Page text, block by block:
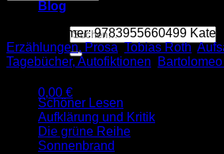
Blog
Suche
nach:
0,00 €
Warenkorb
Mittagessen
Vatikan
am
Januar
1567
(SL
144)
Menge
Artikelnummer:9783955660499
Erzählungen, Prosa,Tobias Roth,
Tagebücher, Autofiktionen
Schöner Lesen
Aufklärung und Kritik
Die grüne Reihe
Sonnenbrand